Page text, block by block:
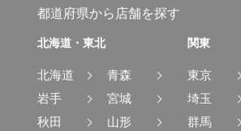
都道府県から店舗を探す
北海道・東北
北海道
青森
岩手
宮城
秋田
山形
関東
東京
埼玉
群馬